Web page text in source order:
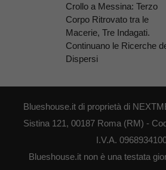
Crollo a Messina: Terzo
Corpo Ritrovato tra le
Macerie, Tre Indagati.
Continuano le Ricerche
Dispersi
Blueshouse.it di proprietà di
Sistina 121, 00187 Roma (RM) -
I.V.A.
Blueshouse.it non è una testata